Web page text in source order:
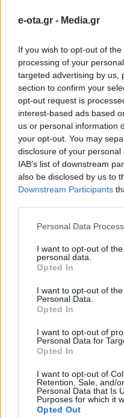
e-ota.gr - Media.gr
If you wish to opt-out of
processing of your
targeted advertising by us,
section to confirm your
opt-out request is
interest-based ads based
us or personal information
your opt-out. You may
disclosure of your
IAB’s list of downstream
also be disclosed by us to
Downstream Participants
Personal Data
I want to opt-out of
personal data.
Opted In
I want to opt-out of
Personal Data.
Opted In
I want to opt-out of
Personal Data for
Opted In
I want to opt-out of
Retention, Sale, and/
Personal Data that Is
Purposes for which it
Opted Out
Διαβουλεύσεις για
Θάσου
Θέμα χρόνου η
στη Χίο